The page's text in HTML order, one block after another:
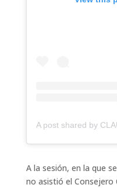
A la sesión, en la que
no asistió el Consejero